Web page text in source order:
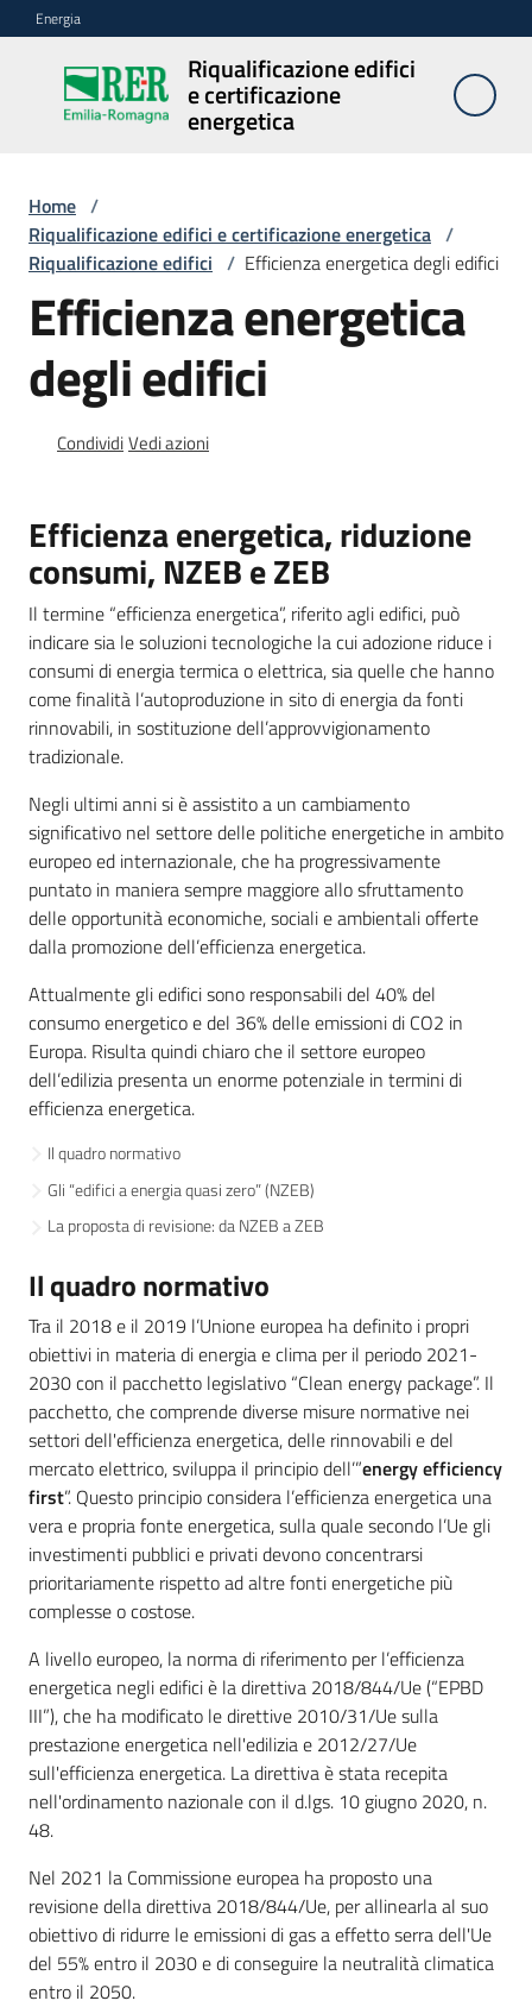
Vai al contenuto
Vai alla navigazione
Vai al footer
Energia
Riqualificazione edifici
e certificazione
energetica
Riqualificazione
edifici e
certificazione
Riqualificazione
edifici
Certificazione
Assistenza
Divulgazione
Normativa
Energia
Argomenti
Novità
Servizi
Leggi Atti Bandi
Piani Programmi
Home /
Riqualificazione edifici e certificazione energetica /
Riqualificazione edifici / Efficienza energetica degli edifici
Efficienza energetica
degli edifici
CondividiVedi azioni
Efficienza energetica, riduzione
consumi, NZEB e ZEB
Il termine “efficienza energetica”, riferito agli edifici, può
indicare sia le soluzioni tecnologiche la cui adozione riduce i
consumi di energia termica o elettrica, sia quelle che hanno
come finalità l’autoproduzione in sito di energia da fonti
rinnovabili, in sostituzione dell’approvvigionamento
tradizionale.
Negli ultimi anni si è assistito a un cambiamento
significativo nel settore delle politiche energetiche in ambito
europeo ed internazionale, che ha progressivamente
puntato in maniera sempre maggiore allo sfruttamento
delle opportunità economiche, sociali e ambientali offerte
dalla promozione dell’efficienza energetica.
Attualmente gli edifici sono responsabili del 40% del
consumo energetico e del 36% delle emissioni di CO2 in
Europa. Risulta quindi chiaro che il settore europeo
dell’edilizia presenta un enorme potenziale in termini di
efficienza energetica.
Il quadro normativo
Gli “edifici a energia quasi zero” (NZEB)
La proposta di revisione: da NZEB a ZEB
Il quadro normativo
Tra il 2018 e il 2019 l’Unione europea ha definito i propri
obiettivi in materia di energia e clima per il periodo 2021-
2030 con il pacchetto legislativo “Clean energy package”. Il
pacchetto, che comprende diverse misure normative nei
settori dell'efficienza energetica, delle rinnovabili e del
mercato elettrico, sviluppa il principio dell’”energy efficiency
first”. Questo principio considera l’efficienza energetica una
vera e propria fonte energetica, sulla quale secondo l’Ue gli
investimenti pubblici e privati devono concentrarsi
prioritariamente rispetto ad altre fonti energetiche più
complesse o costose.
A livello europeo, la norma di riferimento per l’efficienza
energetica negli edifici è la direttiva 2018/844/Ue (“EPBD
III”), che ha modificato le direttive 2010/31/Ue sulla
prestazione energetica nell'edilizia e 2012/27/Ue
sull'efficienza energetica. La direttiva è stata recepita
nell'ordinamento nazionale con il d.lgs. 10 giugno 2020, n.
48.
Nel 2021 la Commissione europea ha proposto una
revisione della direttiva 2018/844/Ue, per allinearla al suo
obiettivo di ridurre le emissioni di gas a effetto serra dell'Ue
del 55% entro il 2030 e di conseguire la neutralità climatica
entro il 2050.